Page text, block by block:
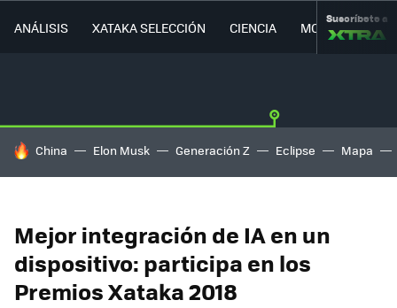
ANÁLISIS XATAKA SELECCIÓN CIENCIA MOVILIDAD
Suscríbete a
HOY SE HABLA DE
China Elon Musk Generación Z Eclipse Mapa
Mejor integración de IA en un
dispositivo: participa en los
Premios Xataka 2018